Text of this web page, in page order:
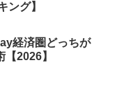
ング】
経済圏どっちが
2026】